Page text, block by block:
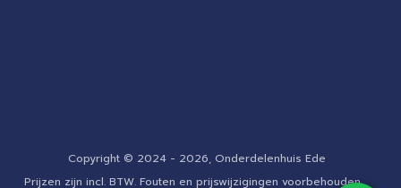
Copyright © 2024 - 2026, Onderdelenhuis Ede
Prijzen zijn incl. BTW. Fouten en prijswijzigingen voorbehouden.